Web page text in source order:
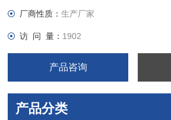
磨损：< 1wt%
如果你的订货量大于5kg请联系我们
厂商性质：生产厂家
访 问 量： 1902
产品咨询
产品分类